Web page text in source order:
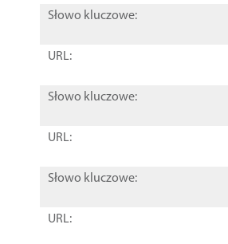
Słowo kluczowe:
URL:
Słowo kluczowe:
URL:
Słowo kluczowe:
URL: